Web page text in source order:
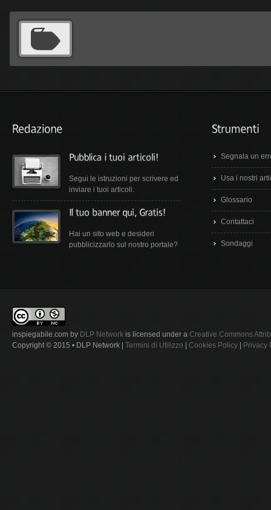
Segui le istruzioni per scrivere ed
inviare i tuoi articoli.
Hai un sito web e desideri
pubblicizzarlo sul nostro portale?
Segnala un
Usa i nostri
Glossario
Contattaci
Sondaggi
inspiegabile.com by DLP Network is licensed under a Creative Commons
Copyright © 2015 • DLP Network | Termini di Utilizzo Cookies Policy Privacy